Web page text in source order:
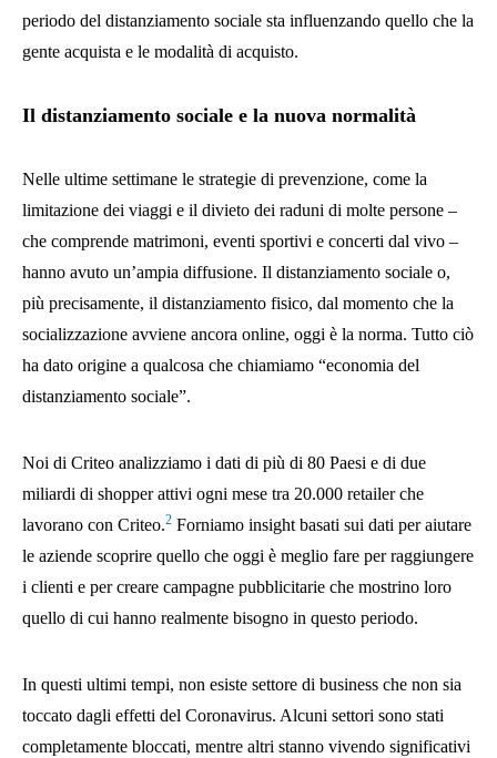
periodo del distanziamento sociale sta influenzando quello che la
gente acquista e le modalità di acquisto.
Il distanziamento sociale e la nuova normalità
Nelle ultime settimane le strategie di prevenzione, come la
limitazione dei viaggi e il divieto dei raduni di molte persone –
che comprende matrimoni, eventi sportivi e concerti dal vivo –
hanno avuto un’ampia diffusione. Il distanziamento sociale o,
più precisamente, il distanziamento fisico, dal momento che la
socializzazione avviene ancora online, oggi è la norma. Tutto ciò
ha dato origine a qualcosa che chiamiamo “economia del
distanziamento sociale”.
Noi di Criteo analizziamo i dati di più di 80 Paesi e di due
miliardi di shopper attivi ogni mese tra 20.000 retailer che
lavorano con Criteo.2 Forniamo insight basati sui dati per aiutare
le aziende scoprire quello che oggi è meglio fare per raggiungere
i clienti e per creare campagne pubblicitarie che mostrino loro
quello di cui hanno realmente bisogno in questo periodo.
In questi ultimi tempi, non esiste settore di business che non sia
toccato dagli effetti del Coronavirus. Alcuni settori sono stati
completamente bloccati, mentre altri stanno vivendo significativi